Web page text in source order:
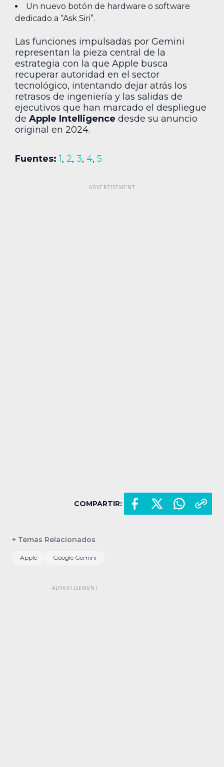
Un nuevo botón de hardware o software
dedicado a “Ask Siri”.
Las funciones impulsadas por Gemini
representan la pieza central de la
estrategia con la que Apple busca
recuperar autoridad en el sector
tecnológico, intentando dejar atrás los
retrasos de ingeniería y las salidas de
ejecutivos que han marcado el despliegue
de Apple Intelligence desde su anuncio
original en 2024.
Fuentes: 1, 2, 3, 4, 5
COMPARTIR:
+ Temas Relacionados
Apple Google Gemini